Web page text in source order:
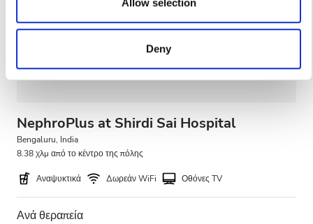
may combine it with other information that you’ve provided
to them or that they’ve collected from your use of their
services. Read more about cookies in our Privacy policy.
Allow selection
Deny
NephroPlus at Shirdi Sai Hospital
Bengaluru, India
8.38 χλμ από το κέντρο της πόλης
Αναψυκτικά Δωρεάν WiFi Οθόνες TV
Ανά θεραπεία